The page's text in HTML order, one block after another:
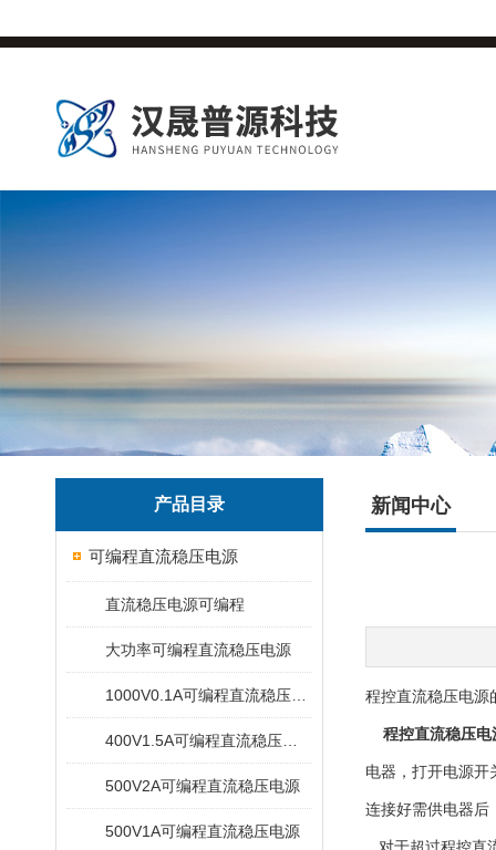
产品目录
可编程直流稳压电源
直流稳压电源可编程
大功率可编程直流稳压电源
500V2A可编程直流稳压电源
500V1A可编程直流稳压电源
新闻中心
程控直流稳压电源
程控直流稳压电
电器，打开电源开
连接好需供电器后